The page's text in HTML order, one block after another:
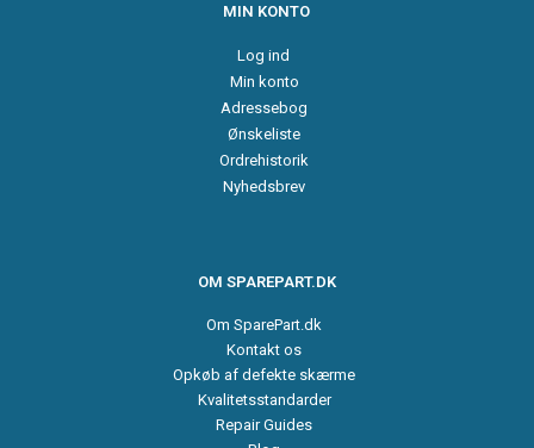
MIN KONTO
Log ind
Min konto
Adressebog
Ønskeliste
Ordrehistorik
Nyhedsbrev
OM SPAREPART.DK
Om SparePart.dk
Kontakt os
Opkøb af defekte skærme
Kvalitetsstandarder
Repair Guides